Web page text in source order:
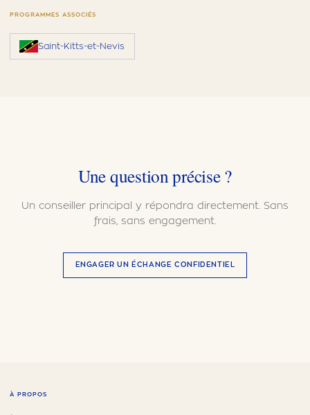
PROGRAMMES ASSOCIÉS
Saint-Kitts-et-Nevis
Une question précise ?
Un conseiller principal y répondra directement. Sans
frais, sans engagement.
ENGAGER UN ÉCHANGE CONFIDENTIEL
À PROPOS